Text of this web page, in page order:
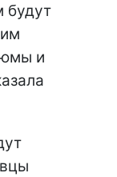
будут
и